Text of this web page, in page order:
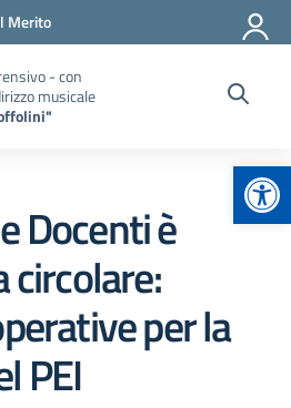
Merito
- con
musicale
Docenti è
circolare:
per la
PEI